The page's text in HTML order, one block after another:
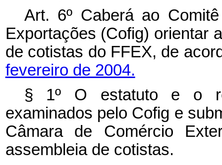
Art. 6º Caberá ao
Exportações (Cofig) orientar
de cotistas do FFEX, de
fevereiro de 2004.
§ 1º O estatuto e o
examinados pelo Cofig e
Câmara de Comércio
assembleia de cotistas.